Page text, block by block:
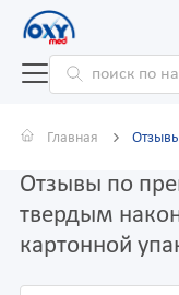
Главная
Отзывы по
твердым
картонной